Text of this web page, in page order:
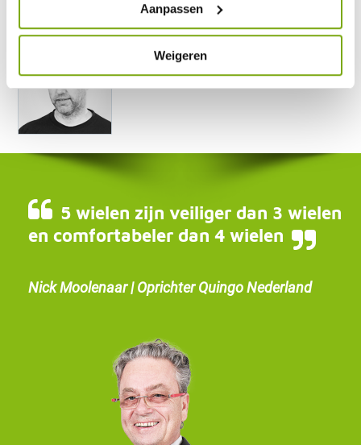
Aanpassen
Weigeren
5 wielen zijn veiliger dan 3 wielen
en comfortabeler dan 4 wielen
Nick Moolenaar | Oprichter Quingo Nederland